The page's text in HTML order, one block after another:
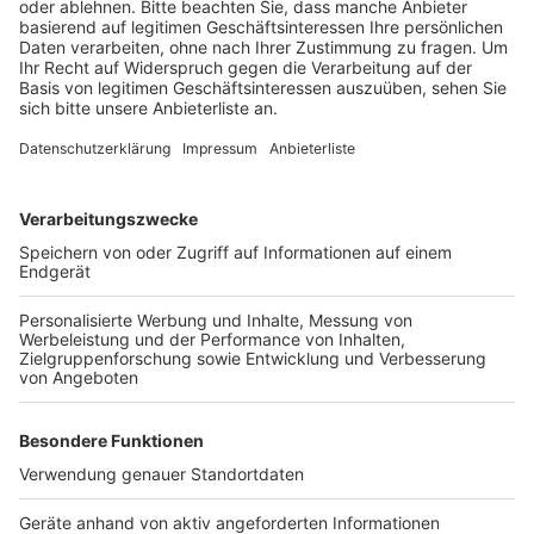
Anzeige
Die Erftstädter können dort Brief- und Paketmarken
Straße „Zum Gänsgraben“ am Discounter.
Anzeige